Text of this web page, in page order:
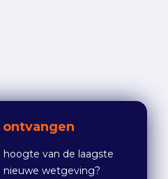
ontvangen
hoogte van de laagste
wetgeving?